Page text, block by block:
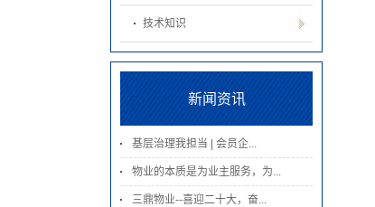
技术知识
新闻资讯
基层治理我担当 | 会员企...
物业的本质是为业主服务，为...
三鼎物业--喜迎二十大，奋...